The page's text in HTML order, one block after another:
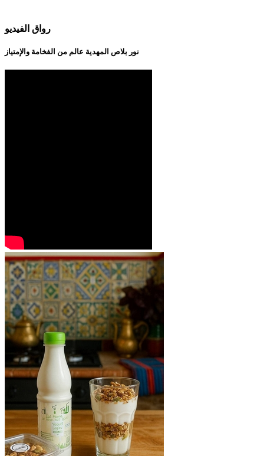
رواق الفيديو
نور بلاص المهدية عالم من الفخامة والإمتياز